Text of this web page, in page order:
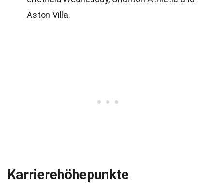
Aston Villa.
Karrierehöhepunkte